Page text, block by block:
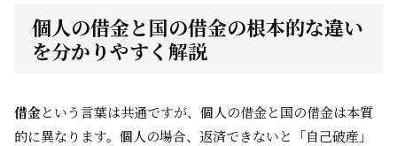
個人の借金と国の借金の根本的な違い
を分かりやすく解説
借金という言葉は共通ですが、個人の借金と国の借金は本質
的に異なります。個人の場合、返済できないと「自己破産」